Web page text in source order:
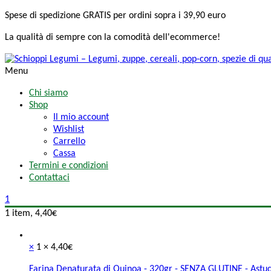
Spese di spedizione GRATIS per ordini sopra i 39,90 euro
La qualità di sempre con la comodità dell'ecommerce!
Menu
Chi siamo
Shop
Il mio account
Wishlist
Carrello
Cassa
Termini e condizioni
Contattaci
1
1 item, 4,40€
× 1 × 4,40€